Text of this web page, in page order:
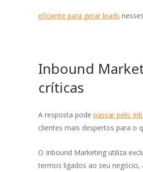
eficiente para gerar leads
Inbound
críticas
A resposta pode passar pelo
clientes mais despertos para o
O Inbound Marketing utiliza
termos ligados ao seu